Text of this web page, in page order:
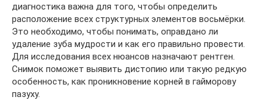
диагностика важна для того, чтобы определить
расположение всех структурных элементов восьмёрки.
Это необходимо, чтобы понимать, оправдано ли
удаление зуба мудрости и как его правильно провести.
Для исследования всех нюансов назначают рентген.
Снимок поможет выявить дистопию или такую редкую
особенность, как проникновение корней в гайморову
пазуху.